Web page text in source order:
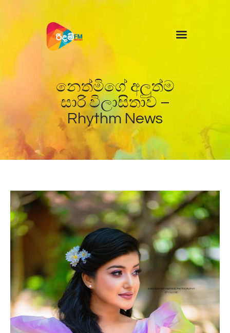
නෙත්මිගේ අලුත්ම
සාරි විලාසිතාව –
Rhythm News
News